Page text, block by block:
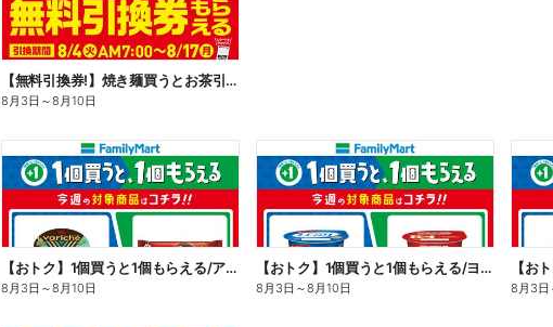
【無料引換券!】焼き麺買うとお茶引換券貰える!
8月3日 ～8月10日
【おトク】1個買うと1個もらえる/アイス
8月3日 ～8月10日
【おトク】1個買うと1個もらえる/ヨーグルト
8月3日 ～8月10日
【お
8月3日